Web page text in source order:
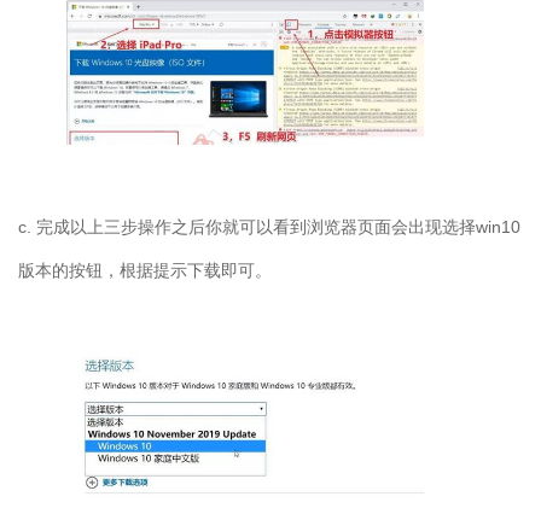
c. 完成以上三步操作之后你就可以看到浏览器页面会出现选择win10
版本的按钮，根据提示下载即可。